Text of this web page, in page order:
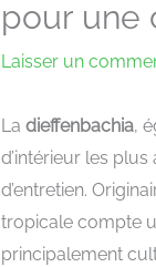
pour une
Laisser un
La dieffenbachia,
d’intérieur les
d’entretien.
tropicale compte
principalement